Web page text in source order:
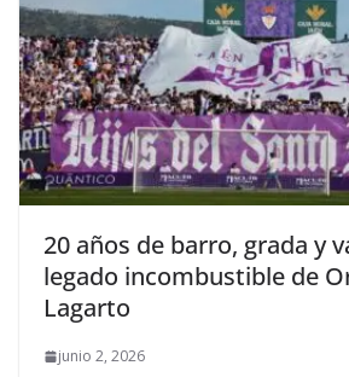
20 años de barro, grada y
legado incombustible de
Lagarto
junio 2, 2026